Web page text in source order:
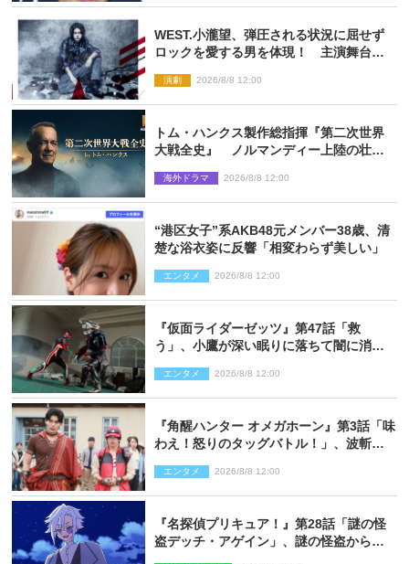
WEST.小瀧望、弾圧される状況に屈せず
ロックを愛する男を体現！ 主演舞台
演劇 2026/8/8 12:00
トム・ハンクス製作総指揮『第二次世界
大戦全史』 ノルマンディー上陸の壮絶
海外ドラマ 2026/8/8 12:00
“港区女子”系AKB48元メンバー38歳、清
楚な浴衣姿に反響「相変わらず美しい」
エンタメ 2026/8/8 12:00
『仮面ライダーゼッツ』第47話「救
う」、小鷹が深い眠りに落ちて闇に消え
エンタメ 2026/8/8 12:00
『角醒ハンター オメガホーン』第3話「味
わえ！怒りのタッグバトル！」、波斬の
エンタメ 2026/8/8 12:00
『名探偵プリキュア！』第28話「謎の怪
盗デッチ・アゲイン」、謎の怪盗から不